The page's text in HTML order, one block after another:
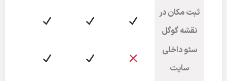
ثبت مکان در
نقشه گوگل
سئو داخلی
سایت